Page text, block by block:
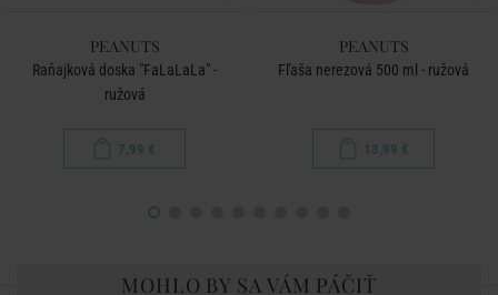
PEANUTS
Raňajková doska "FaLaLaLa" -
ružová
7,99 €
PEANUTS
Fľaša nerezová 500 ml - ružová
13,99 €
MOHLO BY SA VÁM PÁČIŤ